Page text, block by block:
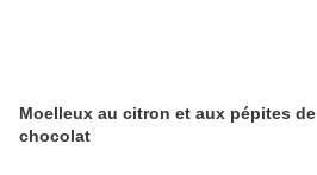
Moelleux au citron et aux pépites de
chocolat